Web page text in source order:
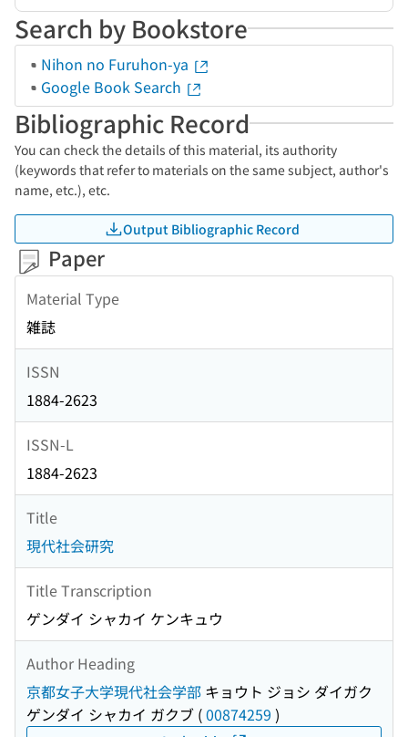
Search by Bookstore
Nihon no Furuhon-ya
Google Book Search
Bibliographic Record
You can check the details of this material, its authority
(keywords that refer to materials on the same subject, author's
name, etc.), etc.
Output Bibliographic Record
Paper
Material Type
雑誌
ISSN
1884-2623
ISSN-L
1884-2623
Title
現代社会研究
Title Transcription
ゲンダイ シャカイ ケンキュウ
Author Heading
京都女子大学現代社会学部 キョウト ジョシ ダイガク
ゲンダイ シャカイ ガクブ (00874259 )